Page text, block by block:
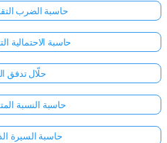
حاسبة الضرب
حاسبة الاحتمالية
حلّال تدفق
حاسبة النسبة
حاسبة السيرة